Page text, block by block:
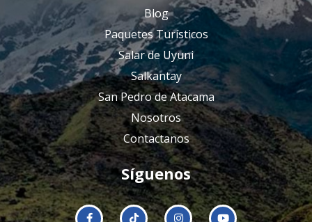
Blog
Paquetes Turísticos
Salar de Uyuni
Salkantay
San Pedro de Atacama
Nosotros
Contactanos
Síguenos